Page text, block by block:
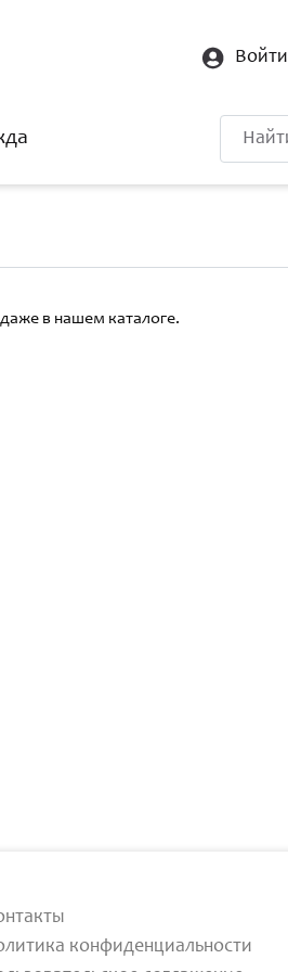
Войти
в нашем каталоге.
конфиденциальности